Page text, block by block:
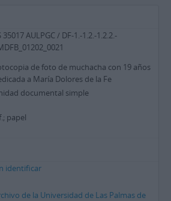
35017 AULPGC / DF-1.-1.2.-1.2.2.-
de foto de muchacha con 19 años
a María Dolores de la Fe
documental simple
papel
identificar
de la Universidad de Las Palmas de